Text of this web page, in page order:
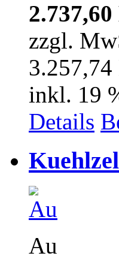
zzgl.
inkl. 19
Details
Au